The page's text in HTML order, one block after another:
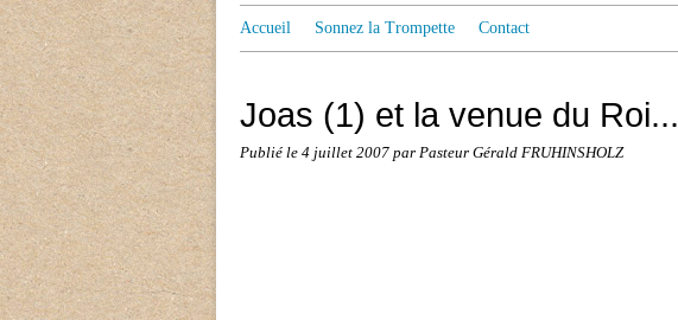
Accueil Sonnez la Trompette Contact
Joas (1) et la venue du Roi...
Publié le 4 juillet 2007 par Pasteur Gérald FRUHINSHOLZ